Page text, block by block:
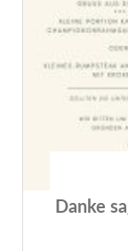
Danke